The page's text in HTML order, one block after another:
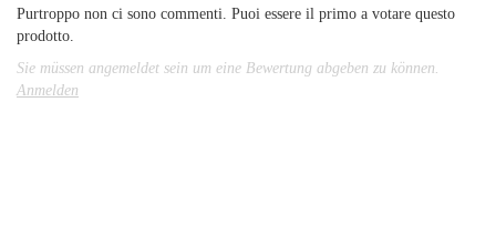
Purtroppo non ci sono commenti. Puoi essere il primo a votare questo
prodotto.
Sie müssen angemeldet sein um eine Bewertung abgeben zu können.
Anmelden